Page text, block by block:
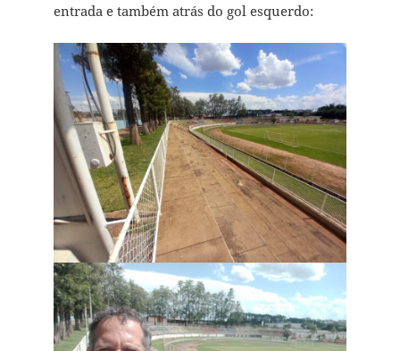
entrada e também atrás do gol esquerdo: